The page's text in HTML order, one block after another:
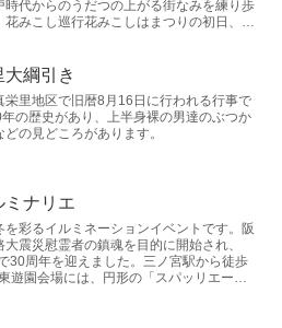
時代からのうだつの上がる街なみを練り歩
花みこし巡行花みこしはまつりの初日、4
大綱引き
栄里地区で旧暦8月16日に行われる行事で
の歴史があり、上半身裸の男達のぶつか
どの見どころがあります。
ミナリエ
を彩るイルミネーションイベントです。阪
大震災慰霊者の鎮魂を目的に開始され、
30周年を迎えました。三ノ宮駅から徒歩
遊園会場には、円形の「スパッリエー